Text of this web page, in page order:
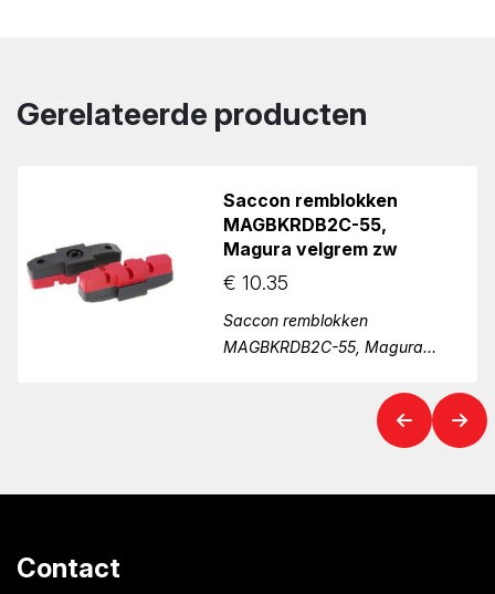
Gerelateerde producten
Saccon remblokken
MAGBKRDB2C-55,
Magura velgrem zw
€ 10.35
Saccon remblokken
MAGBKRDB2C-55, Magura
Contact